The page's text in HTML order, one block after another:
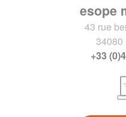
esope
43 rue
+33